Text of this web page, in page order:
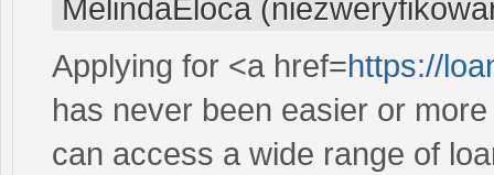
MelindaEloca
Applying for <a href=https://
has never been easier or
can access a wide range of